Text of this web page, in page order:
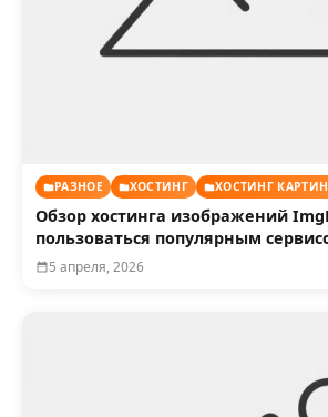
РАЗНОЕ ХОСТИНГ ХОСТИНГ
Обзор хостинга изображений
пользоваться популярным
5 апреля, 2026